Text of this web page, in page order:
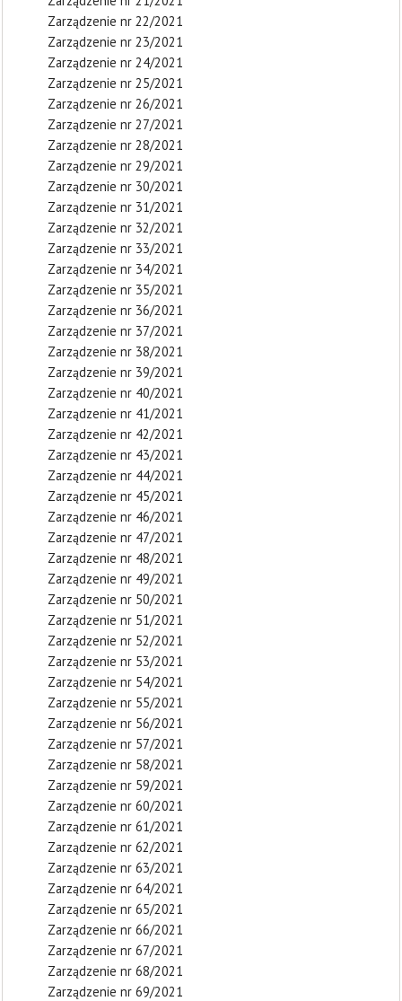
Zarządzenie nr 22/2021
Zarządzenie nr 23/2021
Zarządzenie nr 24/2021
Zarządzenie nr 25/2021
Zarządzenie nr 26/2021
Zarządzenie nr 27/2021
Zarządzenie nr 28/2021
Zarządzenie nr 29/2021
Zarządzenie nr 30/2021
Zarządzenie nr 31/2021
Zarządzenie nr 32/2021
Zarządzenie nr 33/2021
Zarządzenie nr 34/2021
Zarządzenie nr 35/2021
Zarządzenie nr 36/2021
Zarządzenie nr 37/2021
Zarządzenie nr 38/2021
Zarządzenie nr 39/2021
Zarządzenie nr 40/2021
Zarządzenie nr 41/2021
Zarządzenie nr 42/2021
Zarządzenie nr 43/2021
Zarządzenie nr 44/2021
Zarządzenie nr 45/2021
Zarządzenie nr 46/2021
Zarządzenie nr 47/2021
Zarządzenie nr 48/2021
Zarządzenie nr 49/2021
Zarządzenie nr 50/2021
Zarządzenie nr 51/2021
Zarządzenie nr 52/2021
Zarządzenie nr 53/2021
Zarządzenie nr 54/2021
Zarządzenie nr 55/2021
Zarządzenie nr 56/2021
Zarządzenie nr 57/2021
Zarządzenie nr 58/2021
Zarządzenie nr 59/2021
Zarządzenie nr 60/2021
Zarządzenie nr 61/2021
Zarządzenie nr 62/2021
Zarządzenie nr 63/2021
Zarządzenie nr 64/2021
Zarządzenie nr 65/2021
Zarządzenie nr 66/2021
Zarządzenie nr 67/2021
Zarządzenie nr 68/2021
Zarządzenie nr 69/2021